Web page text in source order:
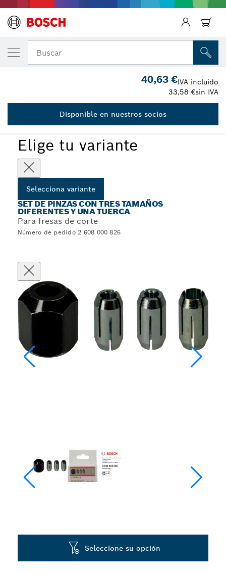
Buscar
Sets de sujeciones para fresadoras de mano (imperial)
Elige tu variante
Selecciona variante
SET DE PINZAS CON TRES TAMAÑOS
DIFERENTES Y UNA TUERCA
Para fresas de corte
Número de pedido 2 608 000 826
Seleccione su opción
TU VARIANTE SELECCIONADA
Set de pinzas
2 608 000 826
40,63 €IVA incluido
33,58 €sin IVA
Disponible en nuestros socios